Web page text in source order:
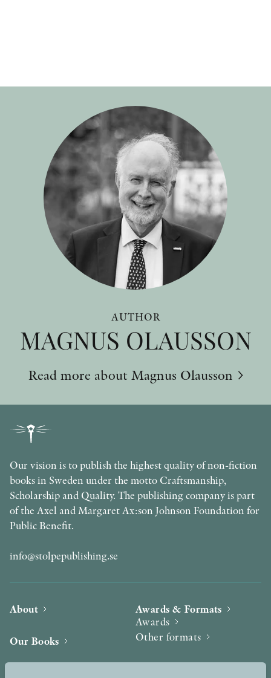
AUTHOR
MAGNUS OLAUSSON
Read more about Magnus Olausson
Our vision is to publish the highest quality of non-fiction
books in Sweden under the motto Craftsmanship,
Scholarship and Quality. The publishing company is part
of the Axel and Margaret Ax:son Johnson Foundation for
Public Benefit.
info@stolpepublishing.se
About
Our Books
Awards & Formats
Awards
Other formats